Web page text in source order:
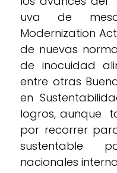
uva de
Modernization
de nuevas
de inocuidad
entre otras
en
logros, aunque
por recorrer
sustentable
nacionales